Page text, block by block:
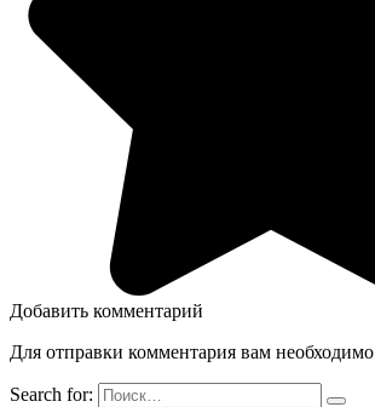
Добавить комментарий
Для отправки комментария вам необходимо
Search for: